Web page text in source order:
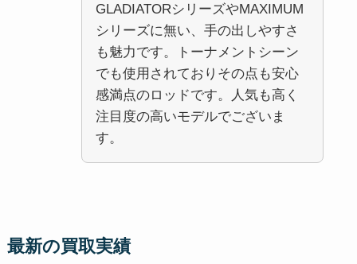
GLADIATORシリーズやMAXIMUM
シリーズに無い、手の出しやすさ
も魅力です。トーナメントシーン
でも使用されておりその点も安心
感満点のロッドです。人気も高く
注目度の高いモデルでございま
す。
最新の買取実績